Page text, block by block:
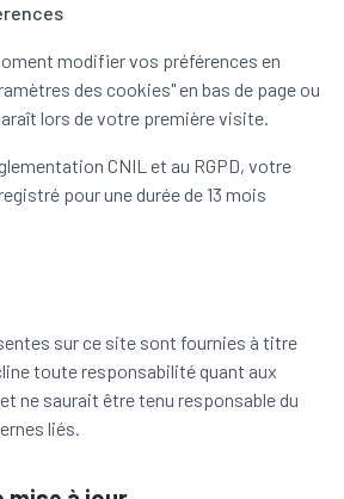
modifier vos préférences en
des cookies" en bas de page ou
lors de votre première visite.
CNIL et au RGPD, votre
pour une durée de 13 mois
sur ce site sont fournies à titre
toute responsabilité quant aux
ne saurait être tenu responsable du
liés.